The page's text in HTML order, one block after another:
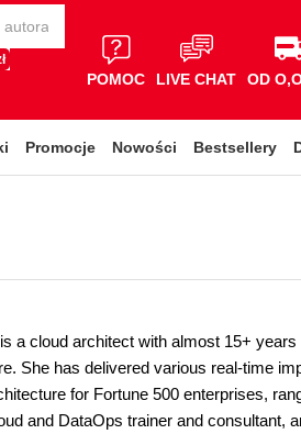
POMOC LIVE CHAT OD
Promocje Nowości Bestsellery
a cloud architect with almost 15+
She has delivered various real-time
for Fortune 500 enterprises,
and DataOps trainer and consultant,